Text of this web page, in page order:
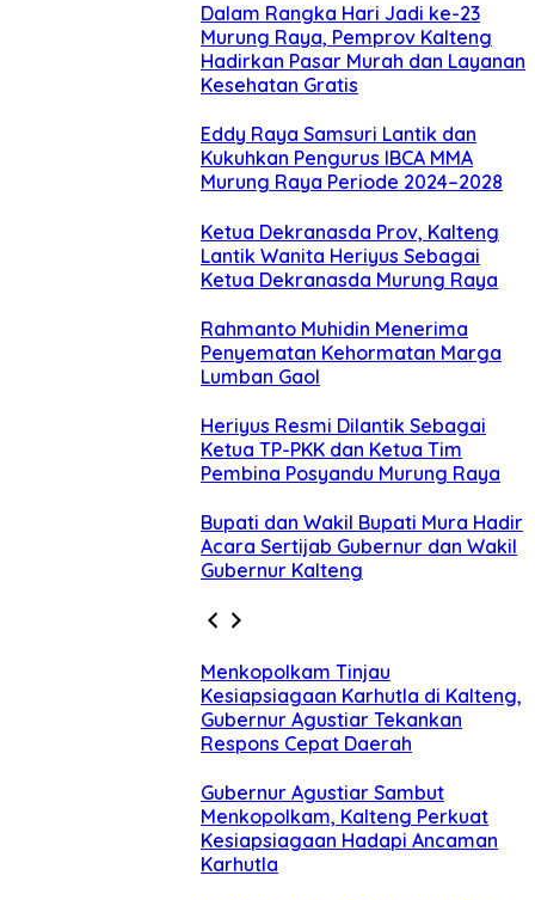
Dalam Rangka Hari Jadi ke-23
Murung Raya, Pemprov Kalteng
Hadirkan Pasar Murah dan Layanan
Kesehatan Gratis
Eddy Raya Samsuri Lantik dan
Kukuhkan Pengurus IBCA MMA
Murung Raya Periode 2024–2028
Ketua Dekranasda Prov, Kalteng
Lantik Wanita Heriyus Sebagai
Ketua Dekranasda Murung Raya
Rahmanto Muhidin Menerima
Penyematan Kehormatan Marga
Lumban Gaol
Heriyus Resmi Dilantik Sebagai
Ketua TP-PKK dan Ketua Tim
Pembina Posyandu Murung Raya
Bupati dan Wakil Bupati Mura Hadir
Acara Sertijab Gubernur dan Wakil
Gubernur Kalteng
Menkopolkam Tinjau
Kesiapsiagaan Karhutla di Kalteng,
Gubernur Agustiar Tekankan
Respons Cepat Daerah
Gubernur Agustiar Sambut
Menkopolkam, Kalteng Perkuat
Kesiapsiagaan Hadapi Ancaman
Karhutla